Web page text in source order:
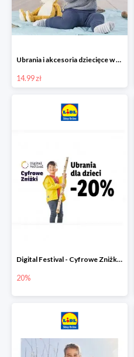
Ubrania i akcesoria dziecięce w Lidlu Online od 14,99 zł
14.99 zł
Digital Festival - Cyfrowe Zniżki Ubrania dla dzieci w Lidlu -20%
20%